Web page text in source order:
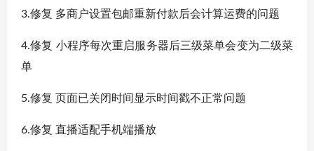
3.修复 多商户设置包邮重新付款后会计算运费的问题
4.修复 小程序每次重启服务器后三级菜单会变为二级菜
单
5.修复 页面已关闭时间显示时间戳不正常问题
6.修复 直播适配手机端播放